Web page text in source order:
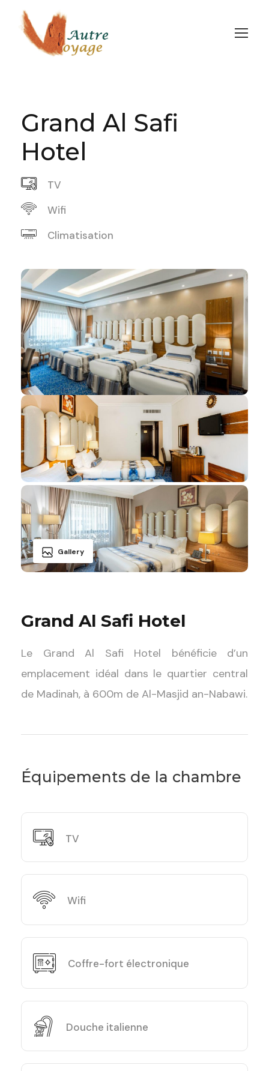
Grand Al Safi
Hotel
TV
Wifi
Climatisation
Gallery
Grand Al Safi Hotel
Le Grand Al Safi Hotel bénéficie d’un
emplacement idéal dans le quartier central
de Madinah, à 600m de Al-Masjid an-Nabawi.
Équipements de la chambre
TV
Wifi
Coffre-fort électronique
Douche italienne